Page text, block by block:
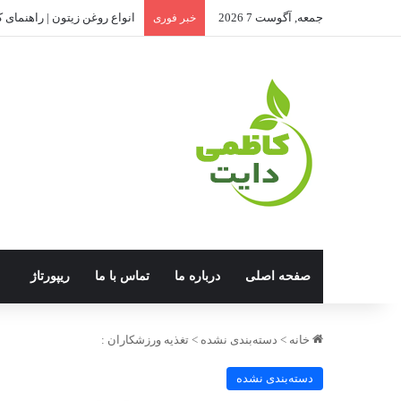
جمعه, آگوست 7 2026 خبر فوری انواع روغن زیتون |
صفحه اصلی درباره ما تماس با ما ریپورتاژ
خانه > دسته‌بندی نشده > تغذیه ورزشکاران :
دسته‌بندی نشده